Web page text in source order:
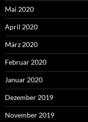
Mai 2020
April 2020
März 2020
Februar 2020
Januar 2020
Dezember 2019
November 2019